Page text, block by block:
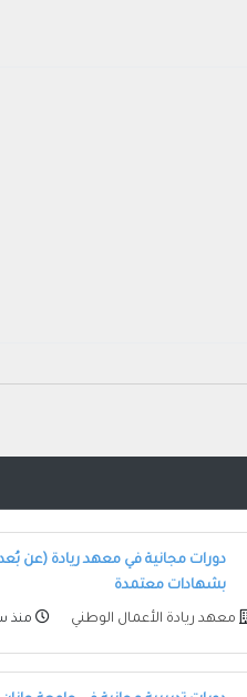
دورات مجانية في معهد ريادة (عن
بشهادات معتمدة
معهد ريادة الأعمال الوطني منذ